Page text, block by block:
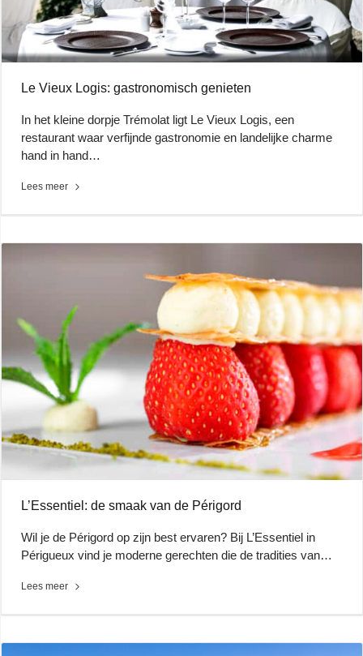
Le Vieux Logis: gastronomisch genieten
In het kleine dorpje Trémolat ligt Le Vieux Logis, een
restaurant waar verfijnde gastronomie en landelijke charme
hand in hand…
Lees meer
L’Essentiel: de smaak van de Périgord
Wil je de Périgord op zijn best ervaren? Bij L’Essentiel in
Périgueux vind je moderne gerechten die de tradities van…
Lees meer